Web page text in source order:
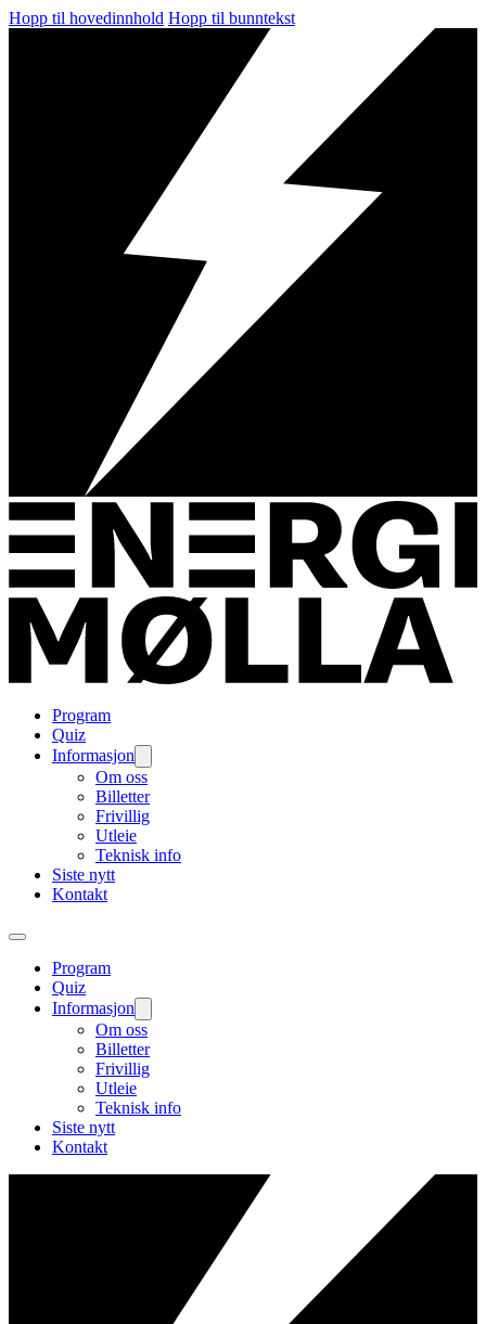
Hopp til hovedinnhold Hopp til bunntekst
Program
Quiz
Informasjon
Om oss
Billetter
Frivillig
Utleie
Teknisk info
Siste nytt
Kontakt
Program
Quiz
Informasjon
Om oss
Billetter
Frivillig
Utleie
Teknisk info
Siste nytt
Kontakt